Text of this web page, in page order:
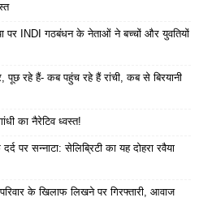
पर INDI गठबंधन के नेताओं ने बच्चों और युवतियों
रहे हैं- कब पहुंच रहे हैं रांची, कब से बिरयानी
का नैरेटिव ध्वस्त!
पर सन्नाटा: सेलिब्रिटी का यह दोहरा रवैया
के खिलाफ लिखने पर गिरफ्तारी, आवाज